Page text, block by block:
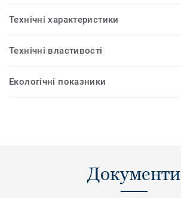
Технічні характеристики
Технічні властивості
Екологічні показники
Документи